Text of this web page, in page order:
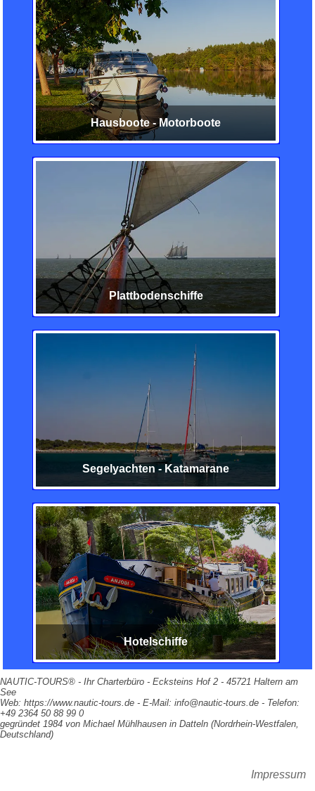
Hausboote - Motorboote
Plattbodenschiffe
Segelyachten - Katamarane
Hotelschiffe
NAUTIC-TOURS® - Ihr Charterbüro - Ecksteins Hof 2 - 45721 Haltern am
See
Web: https://www.nautic-tours.de - E-Mail: info@nautic-tours.de - Telefon:
+49 2364 50 88 99 0
gegründet 1984 von Michael Mühlhausen in Datteln (Nordrhein-Westfalen,
Deutschland)
Impressum